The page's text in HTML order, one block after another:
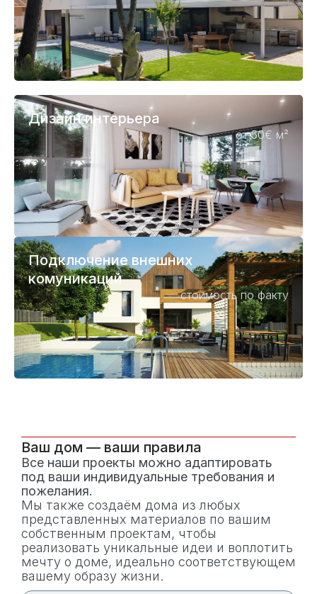
Дизайн интерьера
от 50€ м²
Подключение внешних
комуникаций
стоимость по факту
Ваш дом — ваши правила
Все наши проекты можно адаптировать
под ваши индивидуальные требования и
пожелания.
Мы также создаём дома из любых
представленных материалов по вашим
собственным проектам, чтобы
реализовать уникальные идеи и воплотить
мечту о доме, идеально соответствующем
вашему образу жизни.